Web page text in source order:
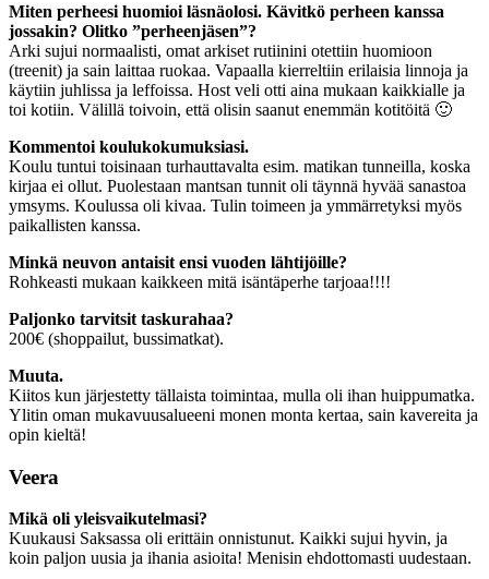
Miten perheesi huomioi läsnäolosi. Kävitkö perheen kanssa
jossakin? Olitko ”perheenjäsen”?
Arki sujui normaalisti, omat arkiset rutiinini otettiin huomioon
(treenit) ja sain laittaa ruokaa. Vapaalla kierreltiin erilaisia linnoja ja
käytiin juhlissa ja leffoissa. Host veli otti aina mukaan kaikkialle ja
toi kotiin. Välillä toivoin, että olisin saanut enemmän kotitöitä 🙂
Kommentoi koulukokumuksiasi.
Koulu tuntui toisinaan turhauttavalta esim. matikan tunneilla, koska
kirjaa ei ollut. Puolestaan mantsan tunnit oli täynnä hyvää sanastoa
ymsyms. Koulussa oli kivaa. Tulin toimeen ja ymmärretyksi myös
paikallisten kanssa.
Minkä neuvon antaisit ensi vuoden lähtijöille?
Rohkeasti mukaan kaikkeen mitä isäntäperhe tarjoaa!!!!
Paljonko tarvitsit taskurahaa?
200€ (shoppailut, bussimatkat).
Muuta.
Kiitos kun järjestetty tällaista toimintaa, mulla oli ihan huippumatka.
Ylitin oman mukavuusalueeni monen monta kertaa, sain kavereita ja
opin kieltä!
Veera
Mikä oli yleisvaikutelmasi?
Kuukausi Saksassa oli erittäin onnistunut. Kaikki sujui hyvin, ja
koin paljon uusia ja ihania asioita! Menisin ehdottomasti uudestaan.